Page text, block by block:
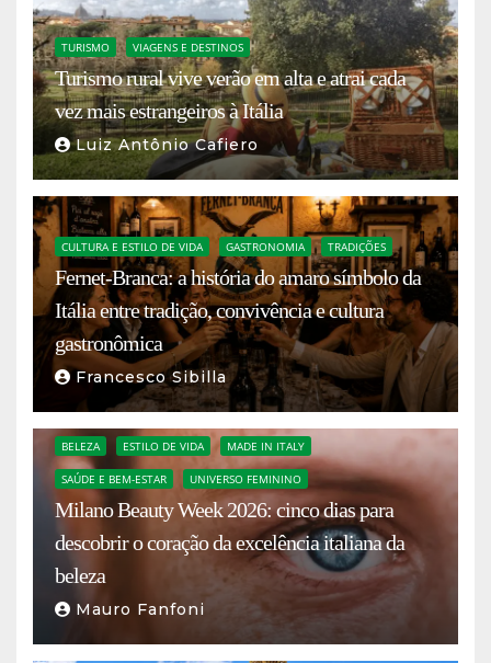
TURISMO VIAGENS E DESTINOS
Turismo rural vive verão em alta e atrai cada
vez mais estrangeiros à Itália
Luiz Antônio Cafiero
CULTURA E ESTILO DE VIDA GASTRONOMIA TRADIÇÕES
Fernet-Branca: a história do amaro símbolo da
Itália entre tradição, convivência e cultura
gastronômica
Francesco Sibilla
BELEZA ESTILO DE VIDA MADE IN ITALY
SAÚDE E BEM-ESTAR UNIVERSO FEMININO
Milano Beauty Week 2026: cinco dias para
descobrir o coração da excelência italiana da
beleza
Mauro Fanfoni